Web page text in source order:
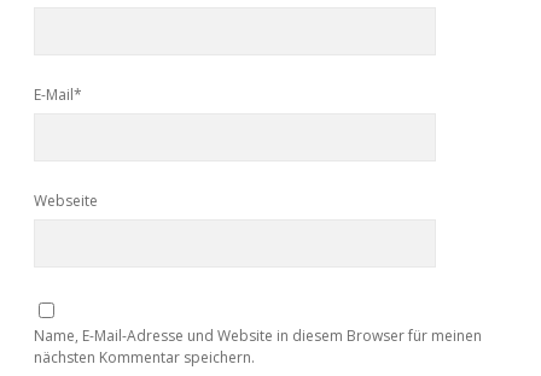
E-Mail*
Webseite
Name, E-Mail-Adresse und Website in diesem Browser für meinen
nächsten Kommentar speichern.